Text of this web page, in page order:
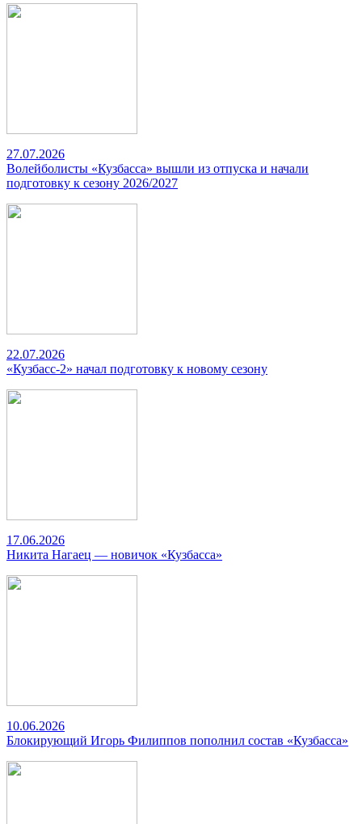
27.07.2026
Волейболисты «Кузбасса» вышли из отпуска и начали
подготовку к сезону 2026/2027
22.07.2026
«Кузбасс-2» начал подготовку к новому сезону
17.06.2026
Никита Нагаец — новичок «Кузбасса»
10.06.2026
Блокирующий Игорь Филиппов пополнил состав «Кузбасса»